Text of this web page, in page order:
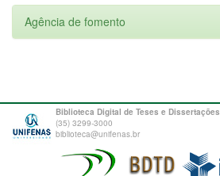
Agência de fomento
Biblioteca Digital de Teses e Dissertações
(35) 3299-3000
biblioteca@unifenas.br